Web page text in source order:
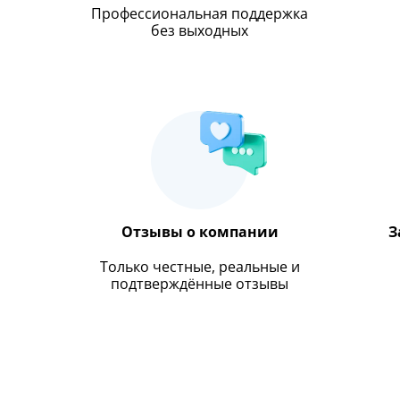
Профессиональная поддержка
без выходных
Отзывы о компании
Только честные, реальные и
подтверждённые отзывы